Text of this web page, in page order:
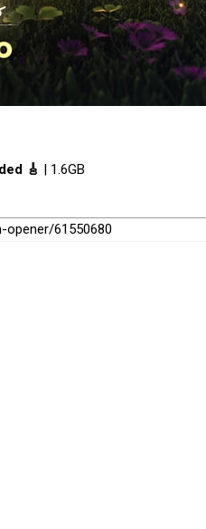
🎸 | 1.6GB
61550680